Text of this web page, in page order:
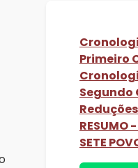
Primeiro
Segundo
RESUMO
SETE